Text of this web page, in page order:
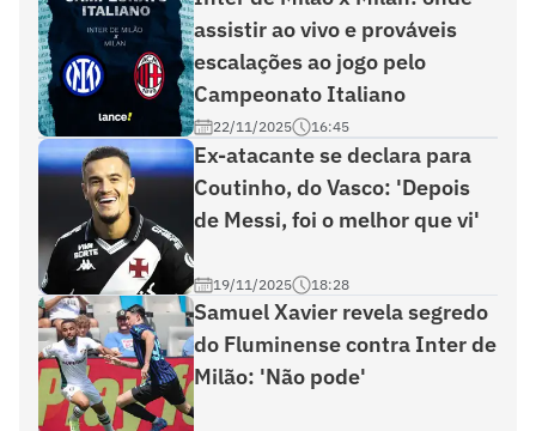
assistir ao vivo e prováveis
escalações ao jogo pelo
Campeonato Italiano
22/11/2025 16:45
Ex-atacante se declara para
Coutinho, do Vasco: 'Depois
de Messi, foi o melhor que vi'
19/11/2025 18:28
Samuel Xavier revela segredo
do Fluminense contra Inter de
Milão: 'Não pode'